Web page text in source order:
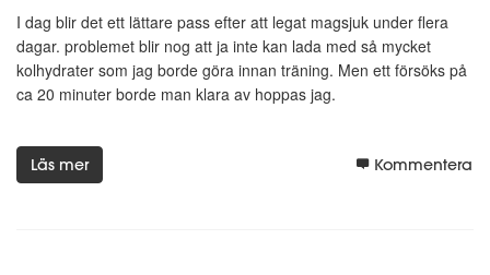
I dag blir det ett lättare pass efter att legat magsjuk under flera
dagar. problemet blir nog att ja inte kan lada med så mycket
kolhydrater som jag borde göra innan träning. Men ett försöks på
ca 20 minuter borde man klara av hoppas jag.
Läs mer Kommentera